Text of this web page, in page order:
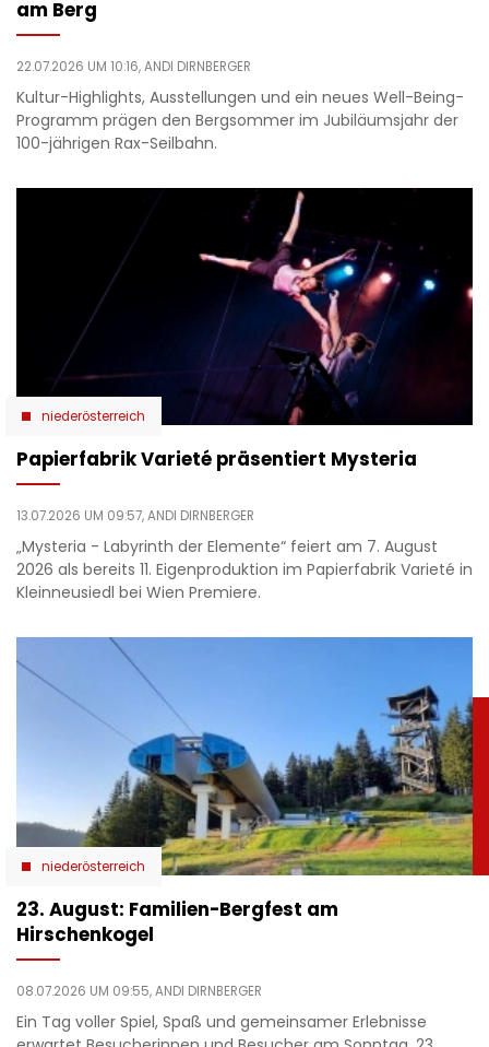
am Berg
22.07.2026 UM 10:16,ANDI DIRNBERGER
Kultur-Highlights, Ausstellungen und ein neues Well-Being-
Programm prägen den Bergsommer im Jubiläumsjahr der
100-jährigen Rax-Seilbahn.
niederösterreich
Papierfabrik Varieté präsentiert Mysteria
13.07.2026 UM 09:57,ANDI DIRNBERGER
„Mysteria - Labyrinth der Elemente“ feiert am 7. August
2026 als bereits 11. Eigenproduktion im Papierfabrik Varieté in
Kleinneusiedl bei Wien Premiere.
niederösterreich
23. August: Familien-Bergfest am
Hirschenkogel
08.07.2026 UM 09:55,ANDI DIRNBERGER
Ein Tag voller Spiel, Spaß und gemeinsamer Erlebnisse